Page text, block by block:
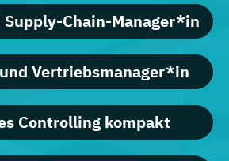
Chain-Manager*in
Vertriebsmanager*in
Controlling kompakt